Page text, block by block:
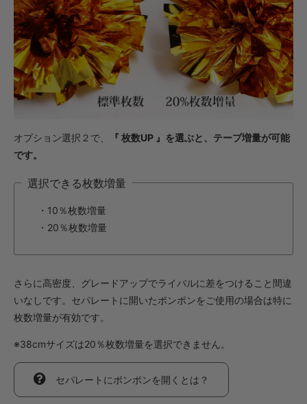
オプション選択２で、
『 枚数UP 』を選ぶと、テープ増量が可能
です。
選択できる枚数増量
・10％枚数増量
・20％枚数増量
さらに高密度、グレードアップでライバルに差をつけること間違
いなしです。セパレートに開いたポンポンをご使用の場合は特に
枚数増量が有効です。
※38cmサイズは20％枚数増量を選択できません。
セパレートにポンポンを開くとは？